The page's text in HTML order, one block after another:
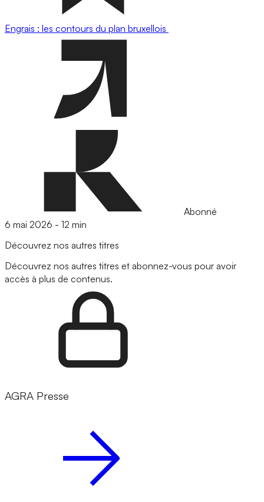
Engrais : les contours du plan bruxellois
Abonné
6 mai 2026 - 12 min
Découvrez nos autres titres
Découvrez nos autres titres et abonnez-vous pour avoir
accès à plus de contenus.
AGRA Presse